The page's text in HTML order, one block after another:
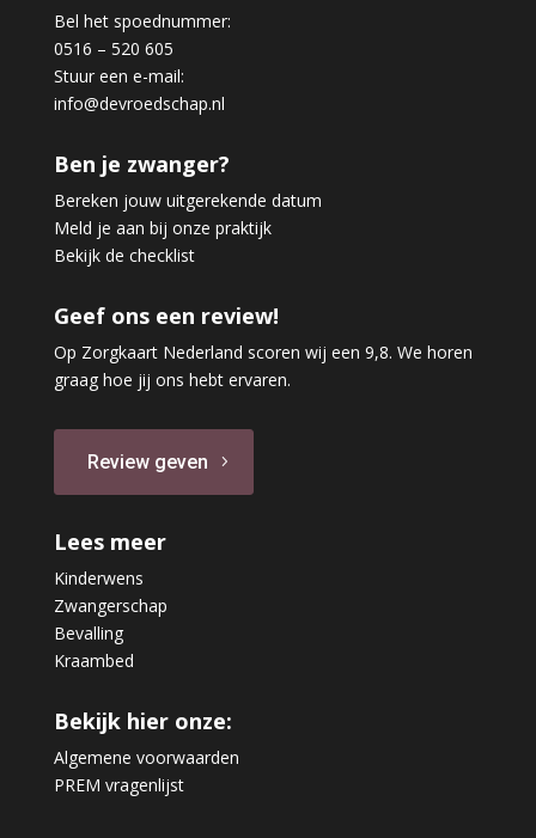
Bel het spoednummer:
0516 – 520 605
Stuur een e-mail:
info@devroedschap.nl
Ben je zwanger?
Bereken jouw uitgerekende datum
Meld je aan bij onze praktijk
Bekijk de checklist
Geef ons een review!
Op Zorgkaart Nederland scoren wij een 9,8. We horen
graag hoe jij ons hebt ervaren.
Review geven
Lees meer
Kinderwens
Zwangerschap
Bevalling
Kraambed
Bekijk hier onze:
Algemene voorwaarden
PREM vragenlijst